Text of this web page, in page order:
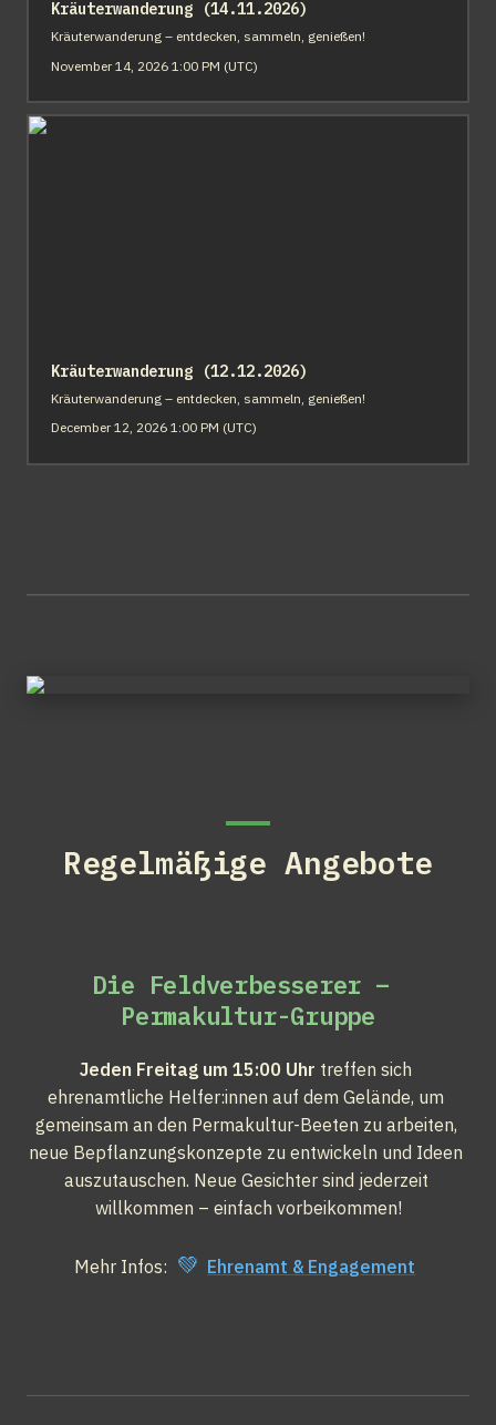
Kräuterwanderung (14.11.2026)
Kräuterwanderung – entdecken, sammeln, genießen!
November 14, 2026 1:00 PM (UTC)
Kräuterwanderung (12.12.2026)
Kräuterwanderung (12.12.2026)
Kräuterwanderung – entdecken, sammeln, genießen!
December 12, 2026 1:00 PM (UTC)
Regelmäßige Angebote
Die Feldverbesserer –
Permakultur-Gruppe
Jeden Freitag um 15:00 Uhr treffen sich
ehrenamtliche Helfer:innen auf dem Gelände, um
gemeinsam an den Permakultur-Beeten zu arbeiten,
neue Bepflanzungskonzepte zu entwickeln und Ideen
auszutauschen. Neue Gesichter sind jederzeit
willkommen – einfach vorbeikommen!
Mehr Infos: 💚 Ehrenamt & Engagement